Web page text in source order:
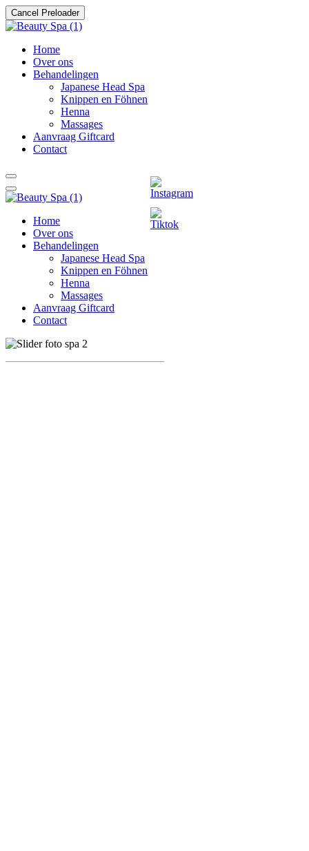
Cancel Preloader
Home
Over ons
Behandelingen
Japanese Head Spa
Knippen en Föhnen
Henna
Massages
Aanvraag Giftcard
Contact
Home
Over ons
Behandelingen
Japanese Head Spa
Knippen en Föhnen
Henna
Massages
Aanvraag Giftcard
Contact